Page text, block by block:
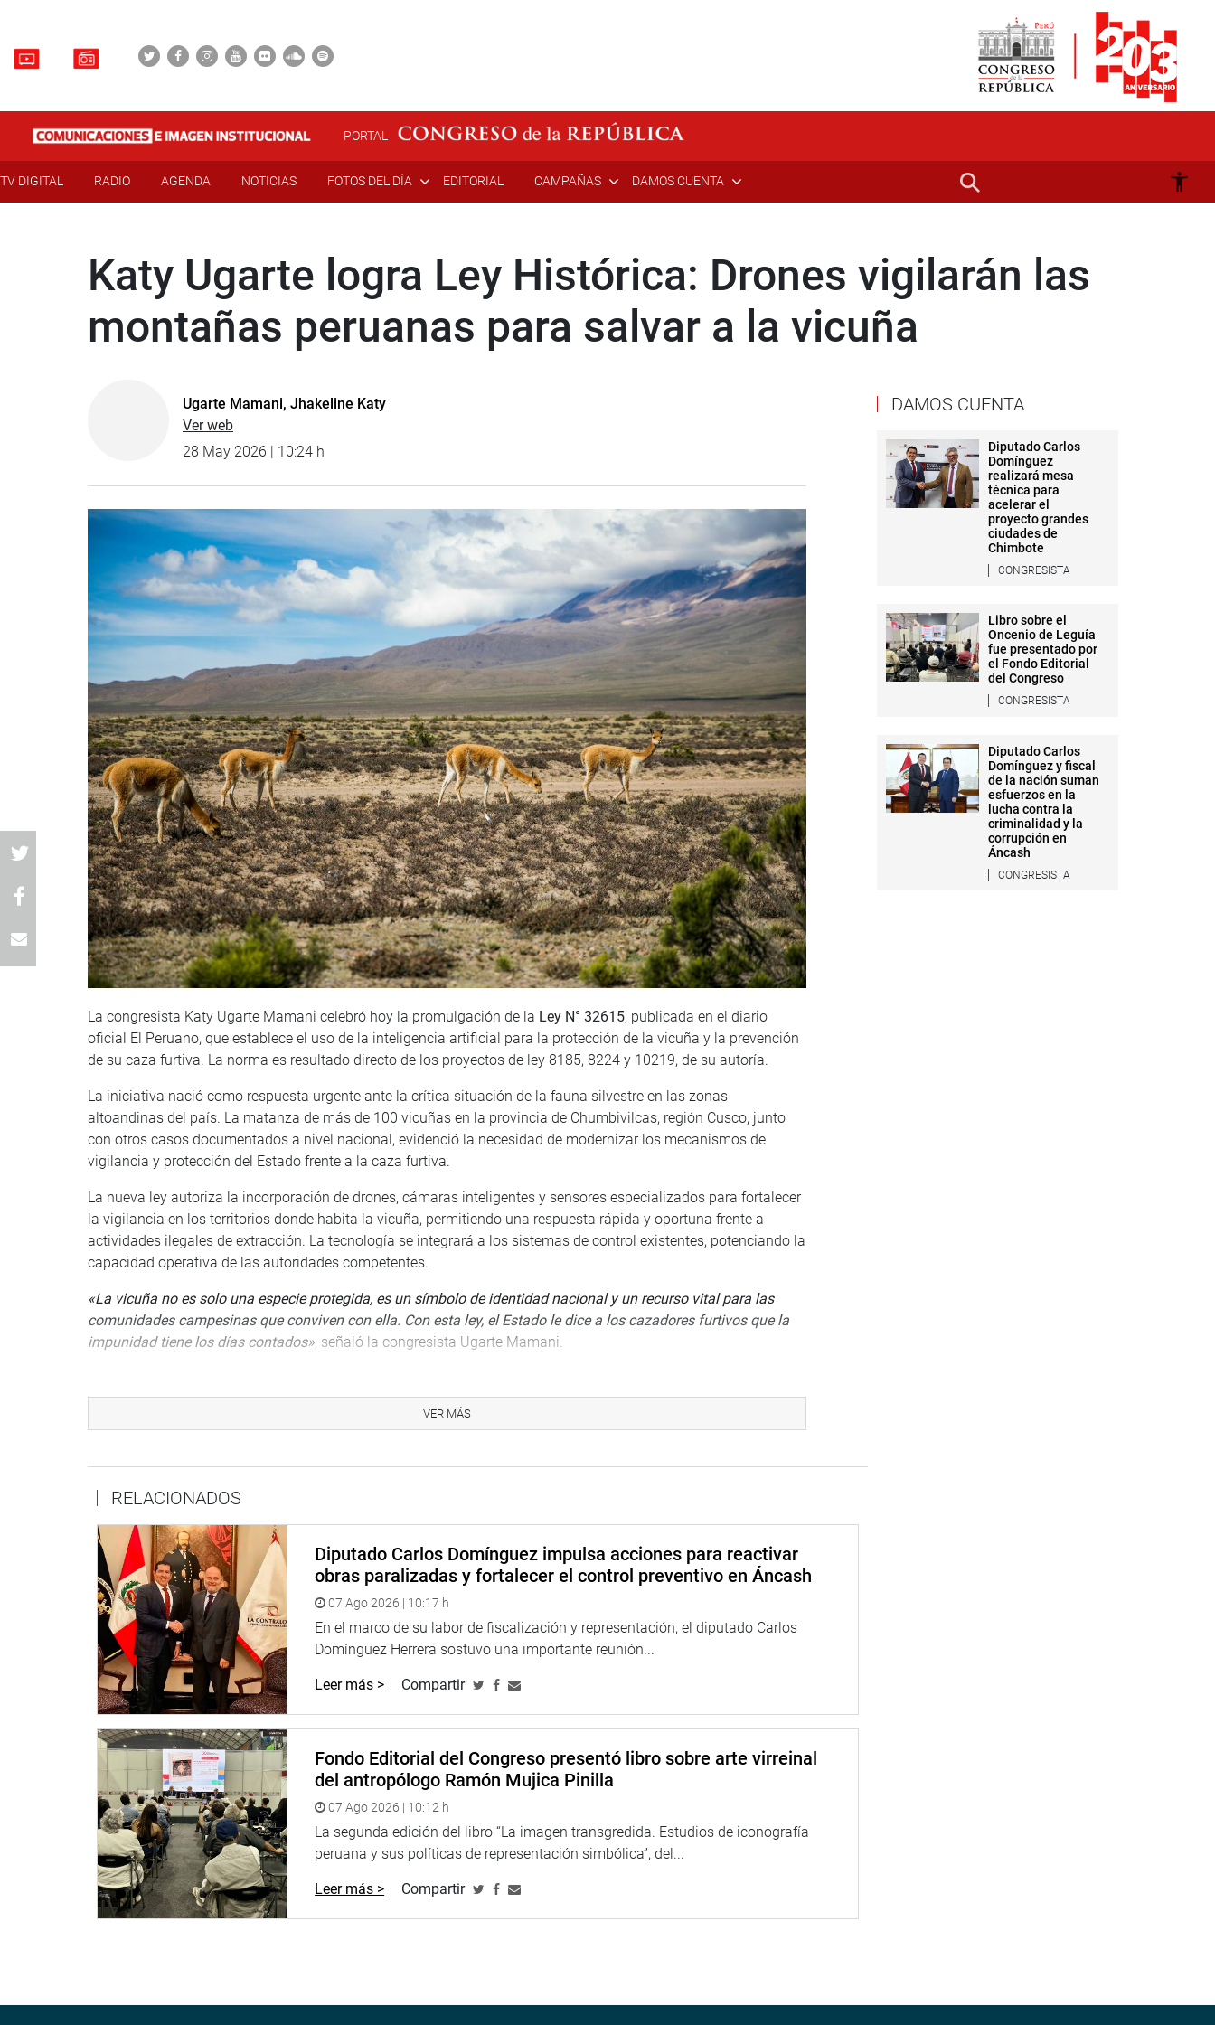
PORTAL
TV DIGITAL RADIO AGENDA NOTICIAS FOTOS DEL DÍA EDITORIAL CAMPAÑAS DAMOS CUENTA
Katy Ugarte logra Ley Histórica: Drones vigilarán las
montañas peruanas para salvar a la vicuña
Ugarte Mamani, Jhakeline Katy
Ver web
28 May 2026 | 10:24 h
La congresista Katy Ugarte Mamani celebró hoy la promulgación de la Ley N° 32615, publicada en el diario
oficial El Peruano, que establece el uso de la inteligencia artificial para la protección de la vicuña y la prevención
de su caza furtiva. La norma es resultado directo de los proyectos de ley 8185, 8224 y 10219, de su autoría.
La iniciativa nació como respuesta urgente ante la crítica situación de la fauna silvestre en las zonas
altoandinas del país. La matanza de más de 100 vicuñas en la provincia de Chumbivilcas, región Cusco, junto
con otros casos documentados a nivel nacional, evidenció la necesidad de modernizar los mecanismos de
vigilancia y protección del Estado frente a la caza furtiva.
La nueva ley autoriza la incorporación de drones, cámaras inteligentes y sensores especializados para fortalecer
la vigilancia en los territorios donde habita la vicuña, permitiendo una respuesta rápida y oportuna frente a
actividades ilegales de extracción. La tecnología se integrará a los sistemas de control existentes, potenciando la
capacidad operativa de las autoridades competentes.
«La vicuña no es solo una especie protegida, es un símbolo de identidad nacional y un recurso vital para las
comunidades campesinas que conviven con ella. Con esta ley, el Estado le dice a los cazadores furtivos que la
impunidad tiene los días contados», señaló la congresista Ugarte Mamani.
altoandinas, cuyo desarrollo económico depende del manejo sostenible de la vicuña. La caza furtiva representa
una amenaza simultánea para la biodiversidad y para los ingresos de estas poblaciones, por lo que la ley
VER MÁS
RELACIONADOS
Diputado Carlos Domínguez impulsa acciones para reactivar
obras paralizadas y fortalecer el control preventivo en Áncash
07 Ago 2026 | 10:17 h
En el marco de su labor de fiscalización y representación, el diputado Carlos
Domínguez Herrera sostuvo una importante reunión...
Leer más > Compartir
Fondo Editorial del Congreso presentó libro sobre arte virreinal
del antropólogo Ramón Mujica Pinilla
07 Ago 2026 | 10:12 h
La segunda edición del libro “La imagen transgredida. Estudios de iconografía
peruana y sus políticas de representación simbólica”, del...
Leer más > Compartir
DAMOS CUENTA
Diputado Carlos
Domínguez
realizará mesa
técnica para
acelerar el
proyecto grandes
ciudades de
Chimbote
CONGRESISTA
Libro sobre el
Oncenio de Leguía
fue presentado por
el Fondo Editorial
del Congreso
CONGRESISTA
Diputado Carlos
Domínguez y fiscal
de la nación suman
esfuerzos en la
lucha contra la
criminalidad y la
corrupción en
Áncash
CONGRESISTA